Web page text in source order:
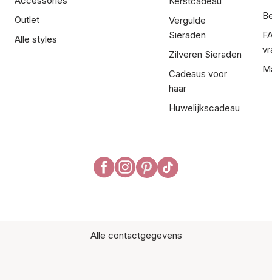
Outlet
Alle styles
Vergulde
Sieraden
Zilveren Sieraden
Cadeaus voor
haar
Huwelijkscadeau
Alle contactgegevens